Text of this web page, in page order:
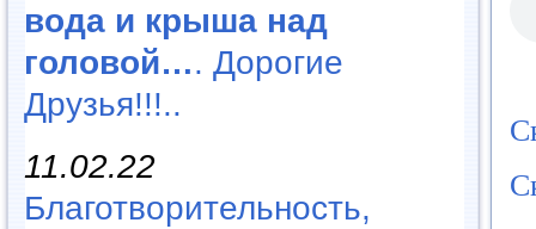
вода и крыша над
головой…. Дорогие
Друзья!!!..
11.02.22
Благотворительность,